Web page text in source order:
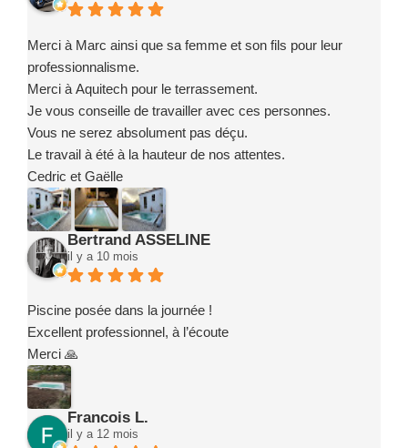
Merci à Marc ainsi que sa femme et son fils pour leur
professionnalisme.
Merci à Aquitech pour le terrassement.
Je vous conseille de travailler avec ces personnes.
Vous ne serez absolument pas déçu.
Le travail à été à la hauteur de nos attentes.
Cedric et Gaëlle
Bertrand ASSELINE
il y a 10 mois
Piscine posée dans la journée !
Excellent professionnel, à l’écoute
Merci 🙏
Francois L.
il y a 12 mois